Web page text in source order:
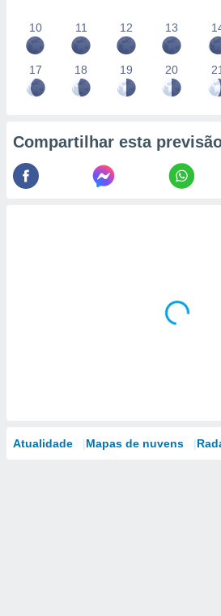
10 11 12 13
17 18 19 20 21
Compartilhar esta
Atualidade Mapas de nuvens